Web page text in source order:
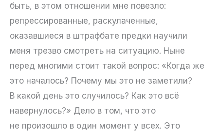
быть, в этом отношении мне повезло:
репрессированные, раскулаченные,
оказавшиеся в штрафбате предки научили
меня трезво смотреть на ситуацию. Ныне
перед многими стоит такой вопрос: «Когда же
это началось? Почему мы это не заметили?
В какой день это случилось? Как это всё
навернулось?» Дело в том, что это
не произошло в один момент у всех. Это